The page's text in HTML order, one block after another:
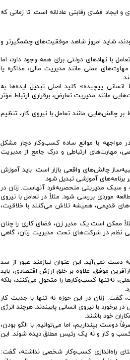
ایجاد فضای رقابتی عادلانه است. تا زمانی که
شاید امروز شاهد موفقیت‌های چشمگیرتر و
با نهادهای دولتی برای همه وجود دارد، اما
عملی مانند مدیریت مالی، مذاکره یا
پیچیده» کلید اصلی تبدیل ایده‌ها به
مانند مدیریت تعارض، برقراری ارتباط مؤثر
بر چالش‌هایی مانند تعامل با نیروی کار، تنظیم
با موانع ساده کسب‌وکار دچار مشکل
مهارت‌های ارتباطی و درک جامع از مدیریت
چالش‌های واقعی بازار است. باید آموزش
برنامه‌های آموزشی تبدیل شود.
سبک مدیریتی منحصربه‌فرد آنهاست. زنان در
موردی بررسی شود. مثلاً در تعامل با نیروی
قدیمی، همیشه تلاش می‌کنند با خلاقیت،
ممکن است یک مدیر زن، فضای کاری را چنان
نظم در شرکت‌های تحت مدیریت زنان، گاهی
نمی‌آید. این عنوان نیازمند عبور از سد
موفق، علاوه بر خلق ارزش اقتصادی، باید
نه‌تنها کسب‌وکارها را متحول می‌کنند، بلکه
گفت: زنان در این حوزه نه تنها با جدیت کار
با نیروی انسانی پایبندند. هرچند انرژی
خود باشند.
دوست بپنداریم، اما می‌توانیم با الگو بودن،
کسب و کار و نه یک رئیس مطلق دیده شوند. این
راه‌اندازی کسب‌وکار شخصی نداشته، گفت: